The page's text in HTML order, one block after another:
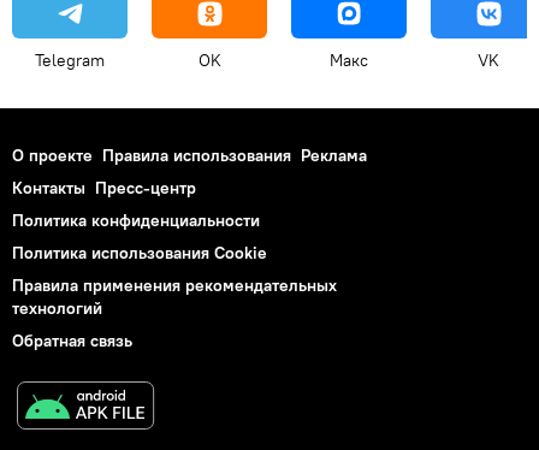
Telegram OK Макс VK
О проекте Правила использования Реклама
Контакты Пресс-центр
Политика конфиденциальности
Политика использования Cookie
Правила применения рекомендательных
технологий
Обратная связь